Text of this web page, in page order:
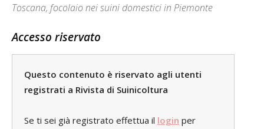
Toscana, focolaio nei suini domestici in Piemonte
Accesso riservato
Questo contenuto è riservato agli utenti
registrati a Rivista di Suinicoltura
Se ti sei già registrato effettua il login per